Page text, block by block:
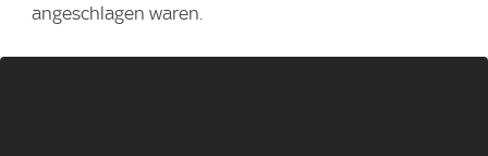
angeschlagen waren.